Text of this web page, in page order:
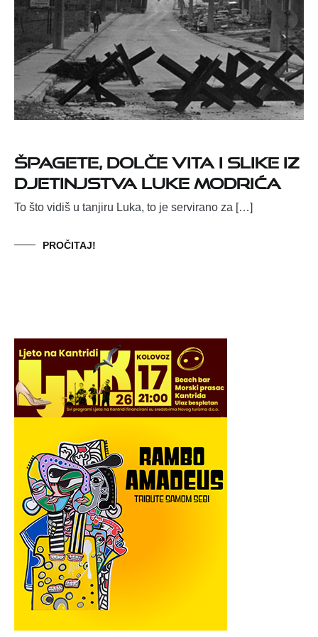
Špagete, Dolče Vita i slike iz
djetinjstva Luke Modrića
To što vidiš u tanjiru Luka, to je servirano za […]
PROČITAJ!